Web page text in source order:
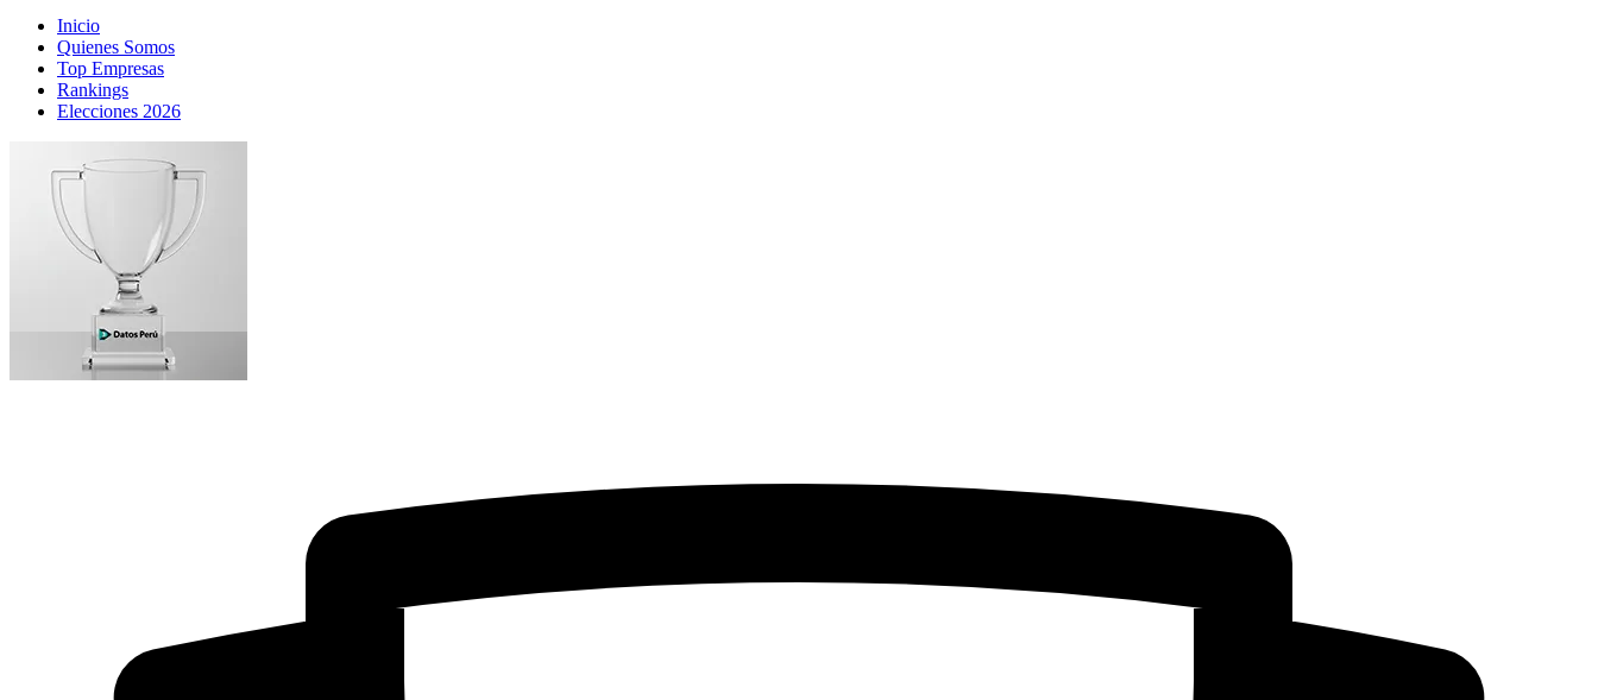
Inicio
Quienes Somos
Top Empresas
Rankings
Elecciones 2026